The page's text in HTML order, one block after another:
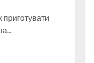
приготувати